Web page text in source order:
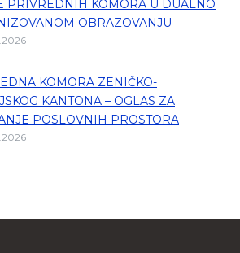
PRIVREDNIH KOMORA U DUALNO
OBRAZOVANJU
KOMORA ZENIČKO-
KANTONA – OGLAS ZA
POSLOVNIH PROSTORA